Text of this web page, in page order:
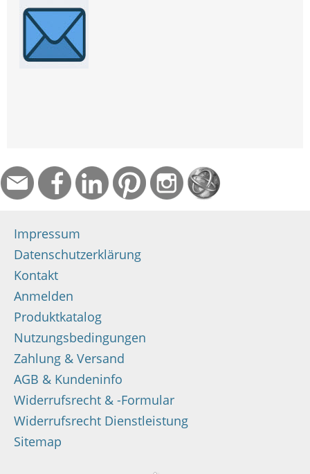
Impressum
Datenschutzerklärung
Kontakt
Anmelden
Produktkatalog
Nutzungsbedingungen
Zahlung & Versand
AGB & Kundeninfo
Widerrufsrecht & -Formular
Widerrufsrecht Dienstleistung
Sitemap